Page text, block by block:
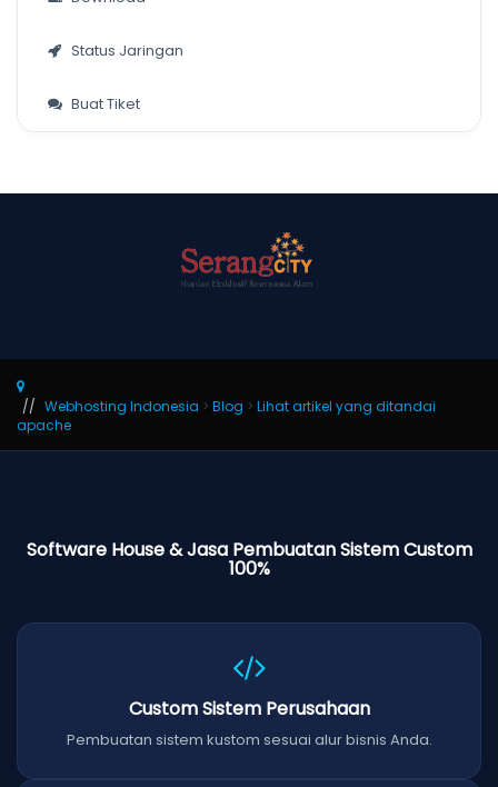
Status Jaringan
Buat Tiket
Webhosting Indonesia > Blog > Lihat artikel yang ditandai
apache
Software House & Jasa Pembuatan Sistem Custom
100%
Custom Sistem Perusahaan
Pembuatan sistem kustom sesuai alur bisnis Anda.